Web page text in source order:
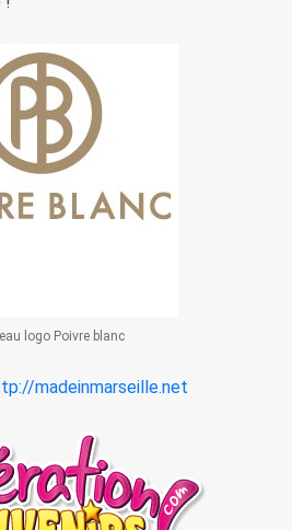
logo Poivre blanc
madeinmarseille.net